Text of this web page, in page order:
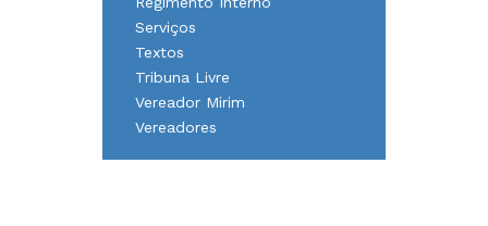
Serviços
Textos
Tribuna Livre
Vereador Mirim
Vereadores